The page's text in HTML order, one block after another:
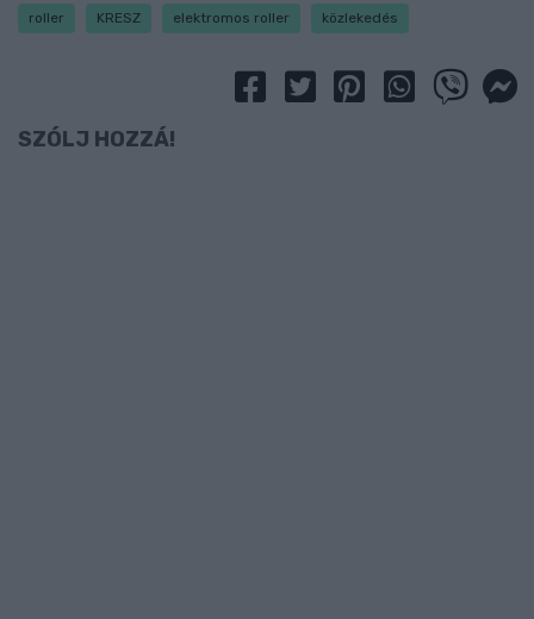
roller KRESZ elektromos roller közlekedés
SZÓLJ HOZZÁ!